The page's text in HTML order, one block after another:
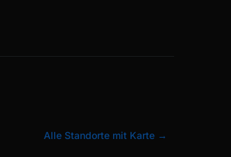
Alle Standorte mit Karte →